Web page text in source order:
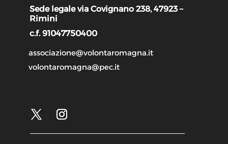
Sede legale via Covignano 238, 47923 –
Rimini
c.f. 91047750400
associazione@volontaromagna.it
volontaromagna@pec.it